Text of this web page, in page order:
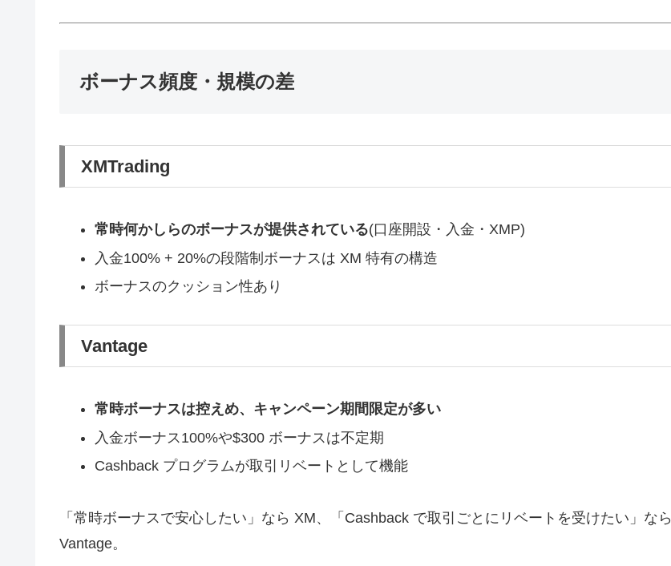
ボーナス頻度・規模の差
XMTrading
常時何かしらのボーナスが提供されている(口座開設・入金・XMP)
入金100% + 20%の段階制ボーナスは XM 特有の構造
ボーナスのクッション性あり
Vantage
常時ボーナスは控えめ、キャンペーン期間限定が多い
入金ボーナス100%や$300 ボーナスは不定期
Cashback プログラムが取引リベートとして機能
「常時ボーナスで安心したい」なら XM、「Cashback で取引ごとにリベートを受けたい」なら
Vantage。